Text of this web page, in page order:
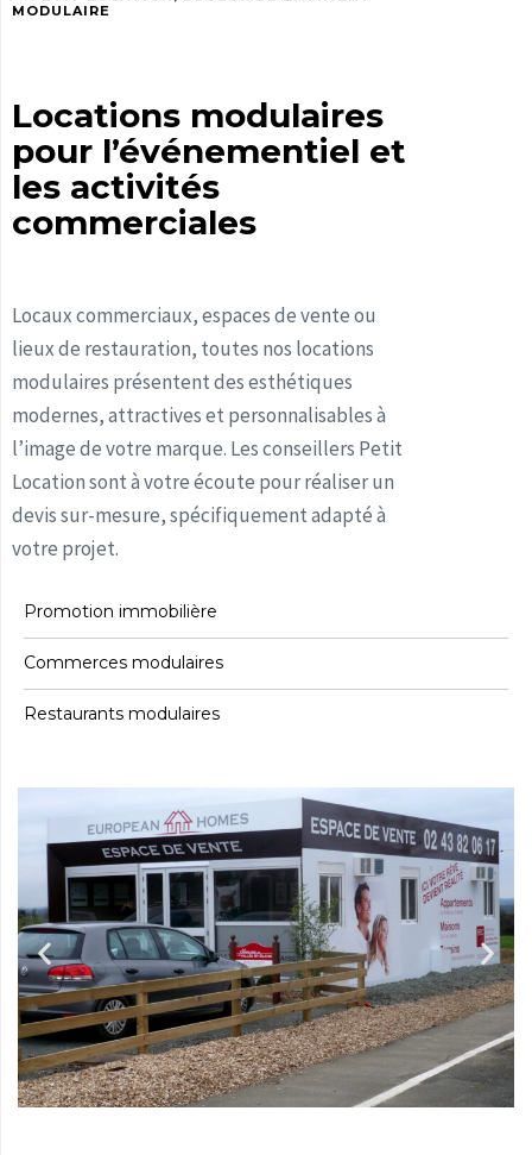
MODULAIRE
Locations modulaires
pour l’événementiel et
les activités
commerciales
Locaux commerciaux, espaces de vente ou
lieux de restauration, toutes nos locations
modulaires présentent des esthétiques
modernes, attractives et personnalisables à
l’image de votre marque. Les conseillers Petit
Location sont à votre écoute pour réaliser un
devis sur-mesure, spécifiquement adapté à
votre projet.
Promotion immobilière
Commerces modulaires
Restaurants modulaires